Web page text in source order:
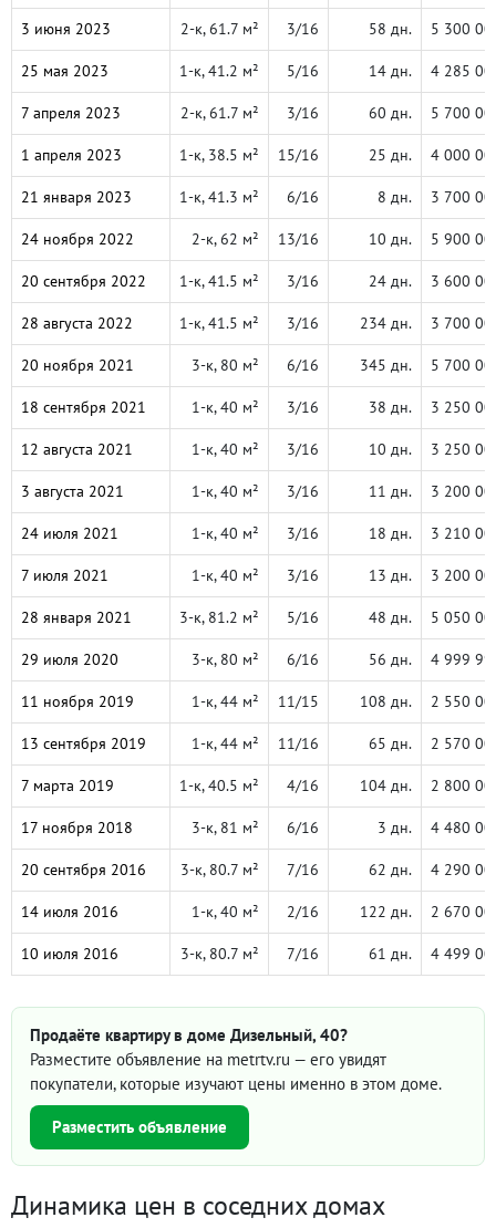
3 июня 2023 2-к, 61.7 м² 3/16 58 дн. 5 300
25 мая 2023 1-к, 41.2 м² 5/16 14 дн. 4 285
7 апреля 2023 2-к, 61.7 м² 3/16 60 дн. 5 700
1 апреля 2023 1-к, 38.5 м² 15/16 25 дн. 4 000
21 января 2023 1-к, 41.3 м² 6/16 8 дн. 3 700
24 ноября 2022 2-к, 62 м² 13/16 10 дн. 5 900
20 сентября 2022 1-к, 41.5 м² 3/16 24 дн. 3 600
28 августа 2022 1-к, 41.5 м² 3/16 234 дн. 3 700
20 ноября 2021 3-к, 80 м² 6/16 345 дн. 5 700
18 сентября 2021 1-к, 40 м² 3/16 38 дн. 3 250
12 августа 2021 1-к, 40 м² 3/16 10 дн. 3 250
3 августа 2021 1-к, 40 м² 3/16 11 дн. 3 200
24 июля 2021 1-к, 40 м² 3/16 18 дн. 3 210
7 июля 2021 1-к, 40 м² 3/16 13 дн. 3 200
28 января 2021 3-к, 81.2 м² 5/16 48 дн. 5 050
29 июля 2020 3-к, 80 м² 6/16 56 дн. 4 999
11 ноября 2019 1-к, 44 м² 11/15 108 дн. 2 550
13 сентября 2019 1-к, 44 м² 11/16 65 дн. 2 570
7 марта 2019 1-к, 40.5 м² 4/16 104 дн. 2 800
17 ноября 2018 3-к, 81 м² 6/16 3 дн. 4 480
20 сентября 2016 3-к, 80.7 м² 7/16 62 дн. 4 290
14 июля 2016 1-к, 40 м² 2/16 122 дн. 2 670
10 июля 2016 3-к, 80.7 м² 7/16 61 дн. 4 499
Продаёте квартиру в доме Дизельный, 40?
Разместите объявление на metrtv.ru — его увидят
покупатели, которые изучают цены именно в этом доме.
Разместить объявление
Динамика цен в соседних домах